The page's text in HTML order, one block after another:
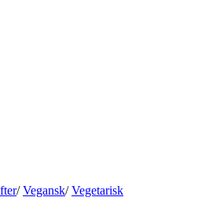
/ Vegansk/ Vegetarisk